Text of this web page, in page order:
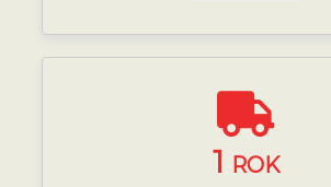
1 ROK